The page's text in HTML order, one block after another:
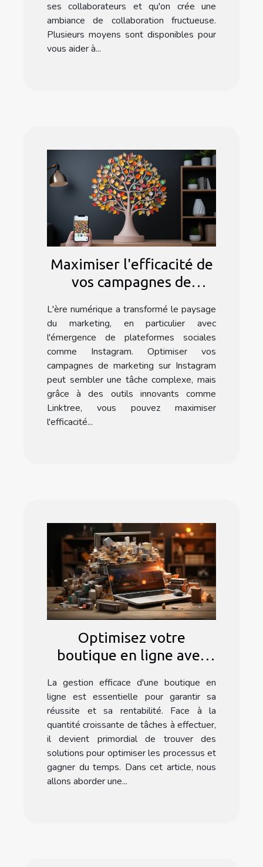
ses collaborateurs et qu'on crée une
ambiance de collaboration fructueuse.
Plusieurs moyens sont disponibles pour
vous aider à...
Maximiser l'efficacité de
vos campagnes de
avec l'application
Linktree
L'ère numérique a transformé le paysage
du marketing, en particulier avec
l'émergence de plateformes sociales
comme Instagram. Optimiser vos
campagnes de marketing sur Instagram
peut sembler une tâche complexe, mais
grâce à des outils innovants comme
Linktree, vous pouvez maximiser
l'efficacité...
Optimisez votre
boutique en ligne avec
secrets d'un nettoyage
efficace sur Prestashop
La gestion efficace d'une boutique en
ligne est essentielle pour garantir sa
réussite et sa rentabilité. Face à la
quantité croissante de tâches à effectuer,
il devient primordial de trouver des
solutions pour optimiser les processus et
gagner du temps. Dans cet article, nous
allons aborder une...